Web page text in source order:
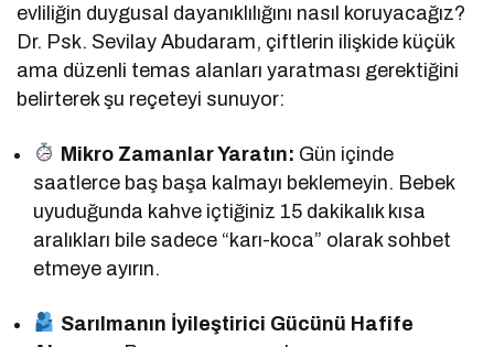
evliliğin duygusal dayanıklılığını nasıl koruyacağız?
Dr. Psk. Sevilay Abudaram, çiftlerin ilişkide küçük
ama düzenli temas alanları yaratması gerektiğini
belirterek şu reçeteyi sunuyor:
Mikro Zamanlar Yaratın: Gün içinde
saatlerce baş başa kalmayı beklemeyin. Bebek
uyuduğunda kahve içtiğiniz 15 dakikalık kısa
aralıkları bile sadece “karı-koca” olarak sohbet
etmeye ayırın.
Sarılmanın İyileştirici Gücünü Hafife